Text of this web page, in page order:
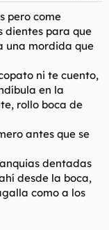
pero come
dientes para que
una mordida que
ni te cuento,
en la
rollo boca de
antes que se
dentadas
desde la boca,
como a los